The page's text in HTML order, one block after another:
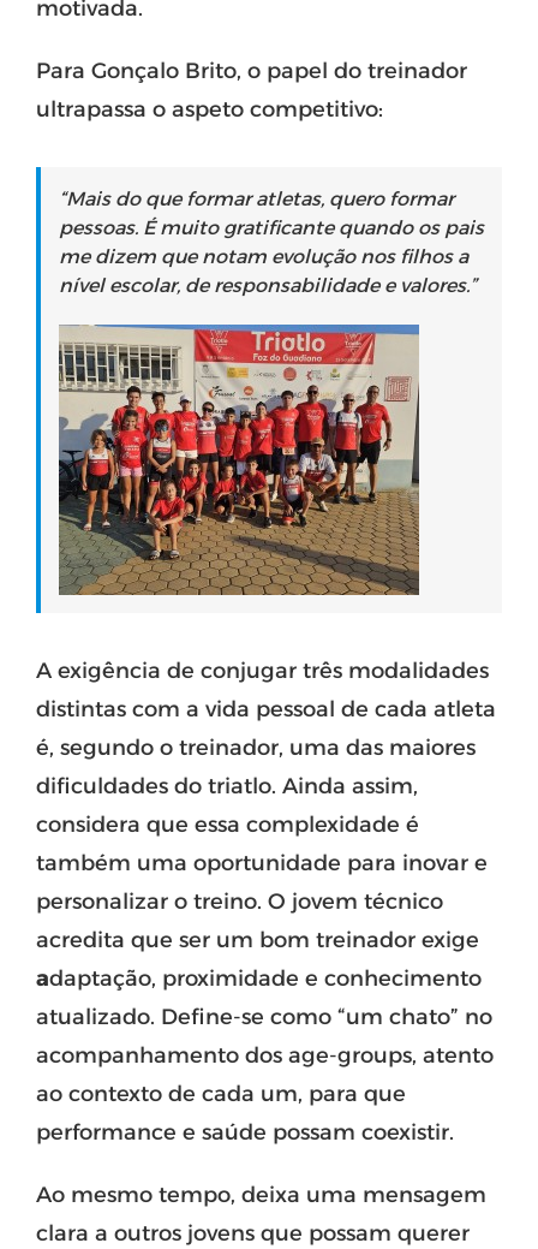
motivada.
Para Gonçalo Brito, o papel do treinador
ultrapassa o aspeto competitivo:
“Mais do que formar atletas, quero formar
pessoas. É muito gratificante quando os pais
me dizem que notam evolução nos filhos a
nível escolar, de responsabilidade e valores.”
A exigência de conjugar três modalidades
distintas com a vida pessoal de cada atleta
é, segundo o treinador, uma das maiores
dificuldades do triatlo. Ainda assim,
considera que essa complexidade é
também uma oportunidade para inovar e
personalizar o treino. O jovem técnico
acredita que ser um bom treinador exige
adaptação, proximidade e conhecimento
atualizado. Define-se como “um chato” no
acompanhamento dos age-groups, atento
ao contexto de cada um, para que
performance e saúde possam coexistir.
Ao mesmo tempo, deixa uma mensagem
clara a outros jovens que possam querer